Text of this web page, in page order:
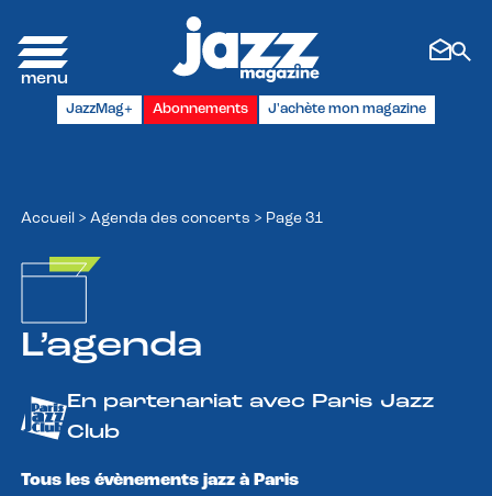
JazzMag+ Abonnements J'achète mon magazine
Accueil > Agenda des concerts > Page 31
L’agenda
En partenariat avec Paris Jazz
Club
Tous les évènements jazz à Paris